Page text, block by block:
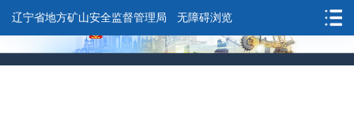
辽宁省地方矿山安全监督管理局 无障碍浏览